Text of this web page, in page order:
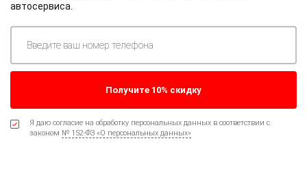
автосервиса.
Я даю согласие на обработку персональных данных в соответствии с
законом № 152-ФЗ «О персональных данных»